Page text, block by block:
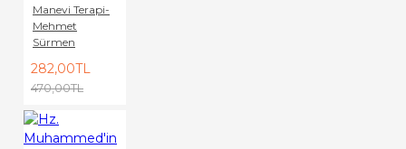
Manevi Terapi-
Mehmet
Sürmen
282,00TL
470,00TL